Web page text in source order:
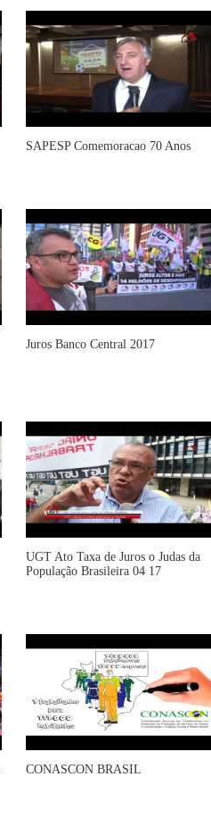
SAPESP Comemoracao 70 Anos
Juros Banco Central 2017
UGT Ato Taxa de Juros o Judas da
População Brasileira 04 17
CONASCON BRASIL